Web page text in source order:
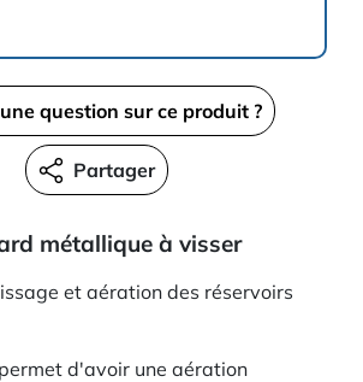
question sur ce produit ?
Partager
métallique à visser
et aération des réservoirs
d'avoir une aération